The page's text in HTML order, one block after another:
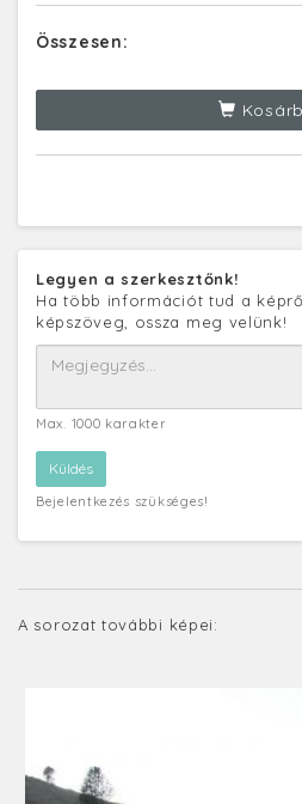
Összesen:
Legyen a szerkesztőnk!
Ha több információt tud a
képszöveg, ossza meg velünk!
Max. 1000 karakter
Bejelentkezés szükséges!
A sorozat további képei: